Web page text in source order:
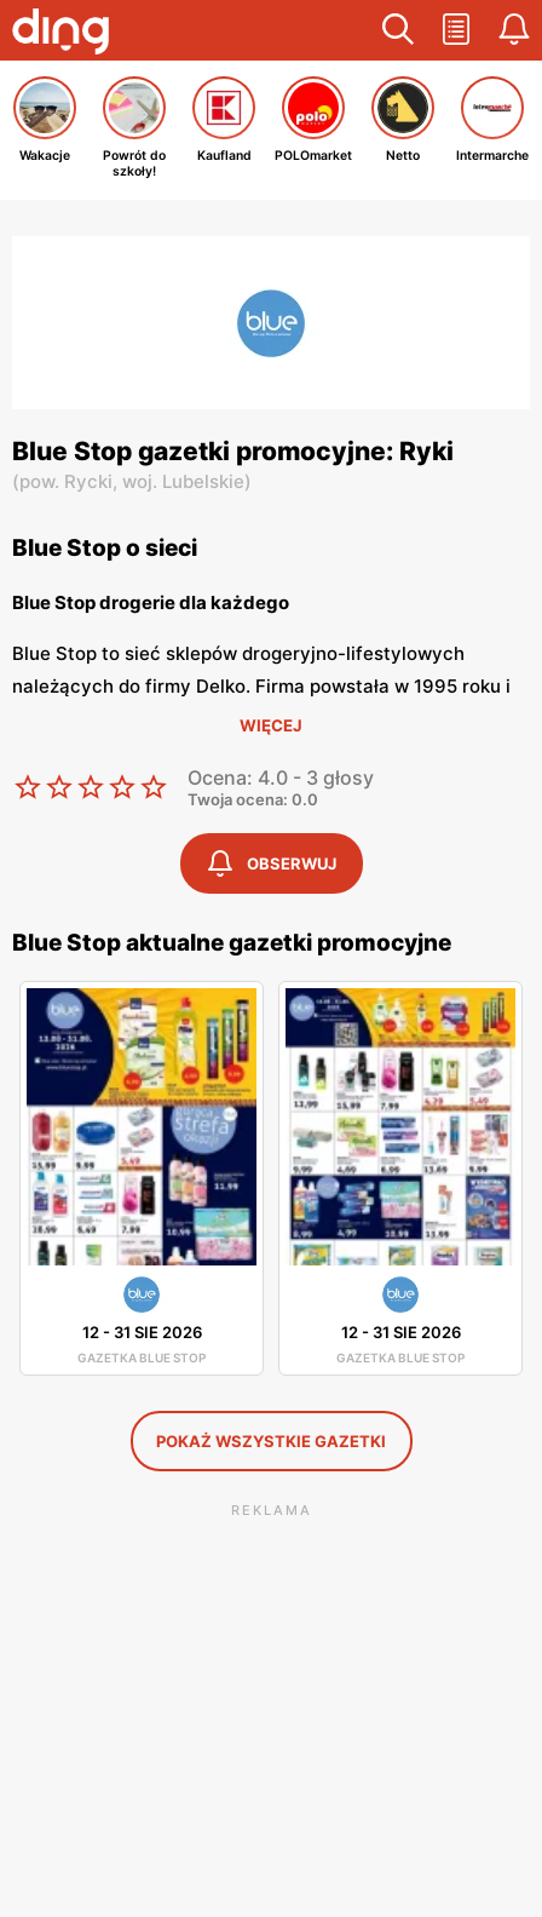
Wakacje
Powrót do
szkoły!
Kaufland POLOmarket Netto Intermarche
Blue Stop gazetki promocyjne: Ryki
(pow. Rycki, woj. Lubelskie)
Blue Stop o sieci
Blue Stop drogerie dla każdego
Blue Stop to sieć sklepów drogeryjno-lifestylowych
należących do firmy Delko. Firma powstała w 1995 roku i
od tego czasu zapewnienia komfort i wysoką jakość dla
szeroką ofertę produktową, lecz również różnego rodzaju
usługi. Drogerie Blue Stop są praktycznie w każdym
Blue Stop szeroka oferta handlowa
Blue Stop oferuje różnego rodzaju produkty typowe dla
sklepów drogeryjnych. W sklepach sieci można znaleźć
kosmetyki marek własnych, takich jak Filip, Oskar,
Delikato, Teak, Delko Professional i wielu innych. W sklepie
są również produkty z oferty chemii domowej, takie jak
proszek do prania, płyn do naczyń lub kapsułki do
zmywarki.
Blue Stop gazetki promocyjne i okazje
Blue Stop posiada własne gazetki promocyjne, które
zawierają różnorodne okazje cenowe. W sklepie często
można trafić na przeceny i zniżki. W drogeriach Blue Stop
można dostać różnorodne produkty, na przykład proszek
do prania w promocji, tanie kosmetyki oraz produkty do
higieny w okazyjnych cenach. Gazetki promocyjne
zawierają całą gamę produktów.
WIĘCEJ
Ocena: 4.0 - 3 głosy
Twoja ocena: 0.0
OBSERWUJ
Blue Stop aktualne gazetki promocyjne
12- 31 SIE 2026
GAZETKA BLUE STOP
12- 31 SIE 2026
GAZETKA BLUE STOP
POKAŻ WSZYSTKIE GAZETKI
REKLAMA